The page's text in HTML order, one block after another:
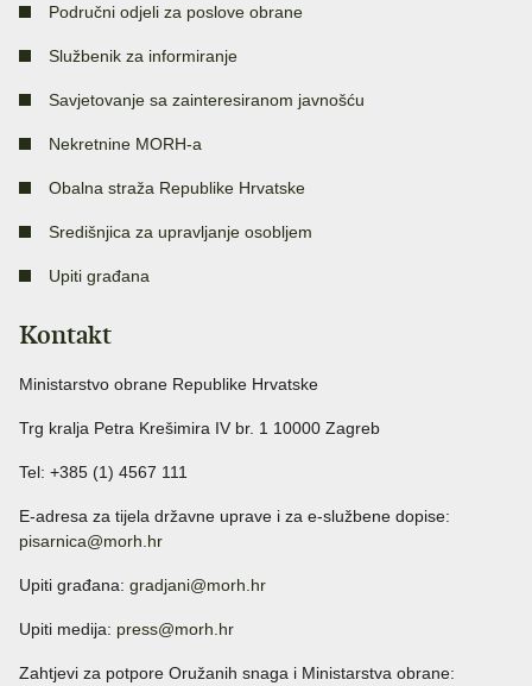
Područni odjeli za poslove obrane
Službenik za informiranje
Savjetovanje sa zainteresiranom javnošću
Nekretnine MORH-a
Obalna straža Republike Hrvatske
Središnjica za upravljanje osobljem
Upiti građana
Kontakt
Ministarstvo obrane Republike Hrvatske
Trg kralja Petra Krešimira IV br. 1 10000 Zagreb
Tel: +385 (1) 4567 111
E-adresa za tijela državne uprave i za e-službene dopise:
pisarnica@morh.hr
Upiti građana: gradjani@morh.hr
Upiti medija: press@morh.hr
Zahtjevi za potpore Oružanih snaga i Ministarstva obrane: